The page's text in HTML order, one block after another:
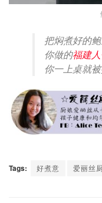
把焖煮好的
你做的福建
你一上桌就
Tags: 好煮意 爱丽丝